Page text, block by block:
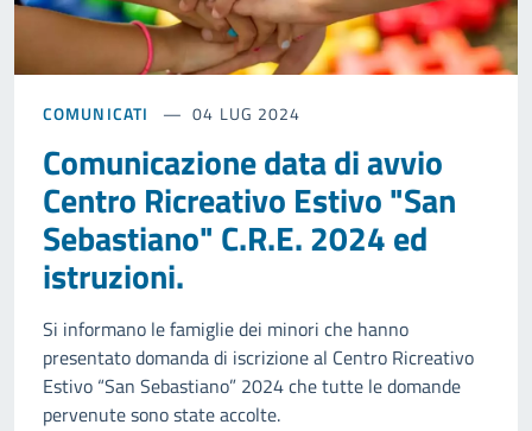
COMUNICATI 04 LUG 2024
Comunicazione data di avvio
Centro Ricreativo Estivo "San
Sebastiano" C.R.E. 2024 ed
istruzioni.
Si informano le famiglie dei minori che hanno
presentato domanda di iscrizione al Centro Ricreativo
Estivo “San Sebastiano” 2024 che tutte le domande
pervenute sono state accolte.